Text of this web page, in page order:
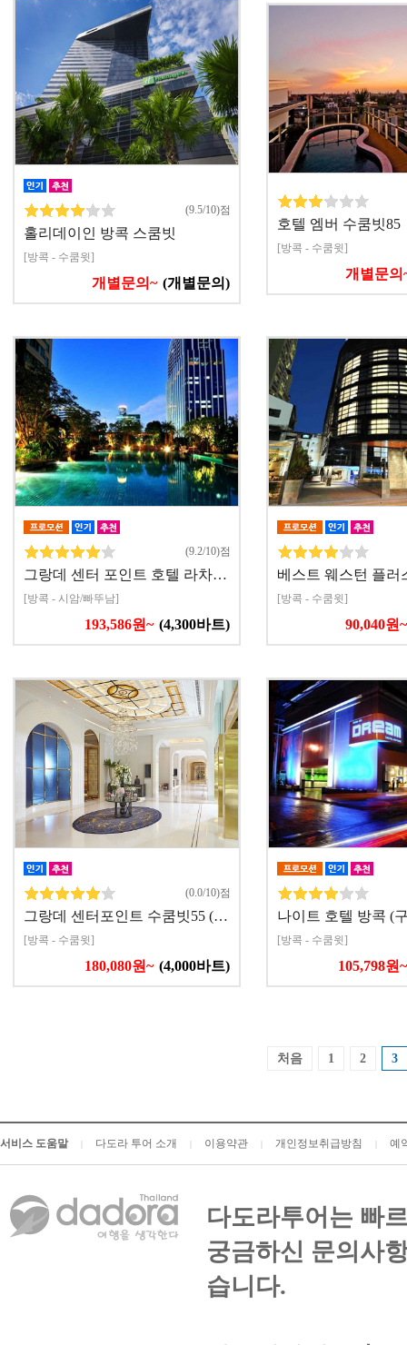
(9.5/10)점
홀리데이인 방콕 스쿰빗
[방콕 - 수쿰윗]
개별문의~ (개별문의)
호텔 엠버 수쿰빗85
[방콕 - 수쿰윗]
개별문의
(9.2/10)점
그랑데 센터 포인트 호텔 라차…
[방콕 - 시암/빠뚜남]
193,586원~ (4,300바트)
베스트 웨스턴 플
[방콕 - 수쿰윗]
90,040원~
(0.0/10)점
그랑데 센터포인트 수쿰빗55 (…
[방콕 - 수쿰윗]
180,080원~ (4,000바트)
나이트 호텔 방콕 (
[방콕 - 수쿰윗]
105,798원~
처음 1 2 3
서비스 도움말 다도라 투어 소개 이용약관 개인정보취급방침 예
다도라투어는 빠
궁금하신 문의사
습니다.